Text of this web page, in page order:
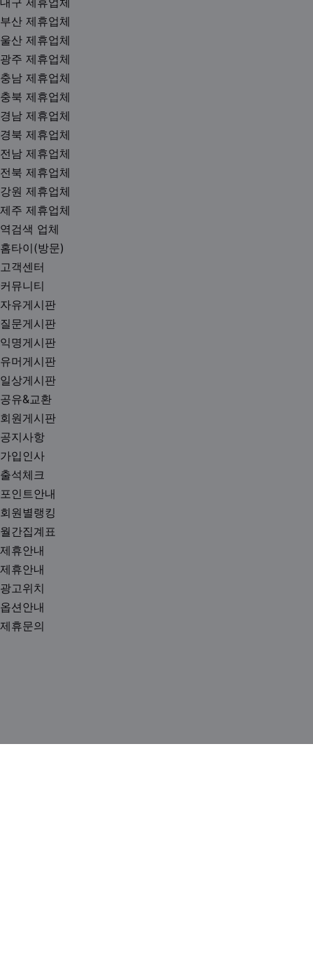
부산 제휴업체
울산 제휴업체
광주 제휴업체
충남 제휴업체
충북 제휴업체
경남 제휴업체
경북 제휴업체
전남 제휴업체
전북 제휴업체
강원 제휴업체
제주 제휴업체
역검색 업체
홈타이(방문)
고객센터
커뮤니티
자유게시판
질문게시판
익명게시판
유머게시판
일상게시판
공유&교환
회원게시판
공지사항
가입인사
출석체크
포인트안내
회원별랭킹
월간집계표
제휴안내
제휴안내
광고위치
옵션안내
제휴문의